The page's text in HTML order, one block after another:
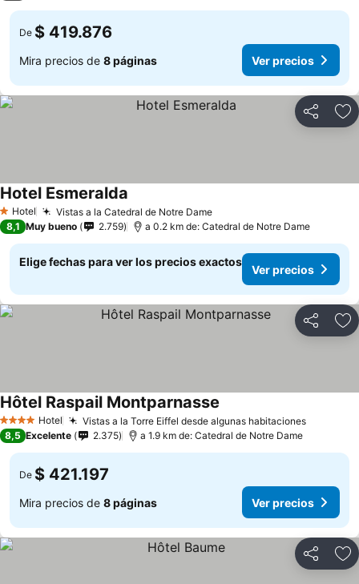
De $ 419.876
Mira precios de 8 páginas Ver precios
Compartir
1 Estrellas
Hotel Vistas a la Catedral de Notre DameVer precios
Hotel Esmeralda
8,1 Muy bueno 2.759 a 0.2 km de: Catedral de Notre Dame
Elige fechas para ver los precios exactos
Ver precios
Compartir
4 EstrellasHotel Vistas a la Torre Eiffel desde algunas habitacionesVer
Hôtel Raspail Montparnasse
8,5 Excelente 2.375 a 1.9 km de: Catedral de Notre Dame
De $ 421.197
Mira precios de 8 páginas Ver precios
Compartir